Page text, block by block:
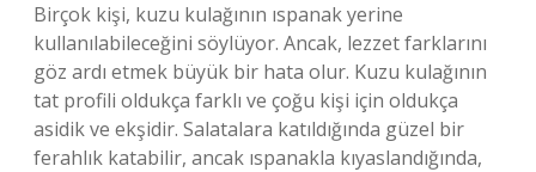
Birçok kişi, kuzu kulağının ıspanak yerine
kullanılabileceğini söylüyor. Ancak, lezzet farklarını
göz ardı etmek büyük bir hata olur. Kuzu kulağının
tat profili oldukça farklı ve çoğu kişi için oldukça
asidik ve ekşidir. Salatalara katıldığında güzel bir
ferahlık katabilir, ancak ıspanakla kıyaslandığında,